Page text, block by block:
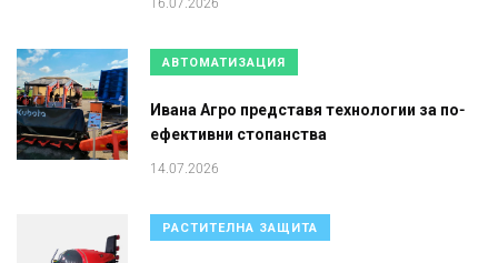
16.07.2026
АВТОМАТИЗАЦИЯ
Ивана Агро представя технологии за по-
ефективни стопанства
14.07.2026
РАСТИТЕЛНА ЗАЩИТА